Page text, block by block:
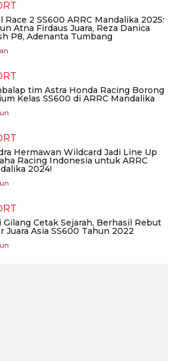
Race 2 SS600 ARRC Mandalika 2025:
Atna Firdaus Juara, Reza Danica
P8, Adenanta Tumbang
tim Astra Honda Racing Borong
Kelas SS600 di ARRC Mandalika
Hermawan Wildcard Jadi Line Up
Racing Indonesia untuk ARRC
2024!
Gilang Cetak Sejarah, Berhasil Rebut
Juara Asia SS600 Tahun 2022